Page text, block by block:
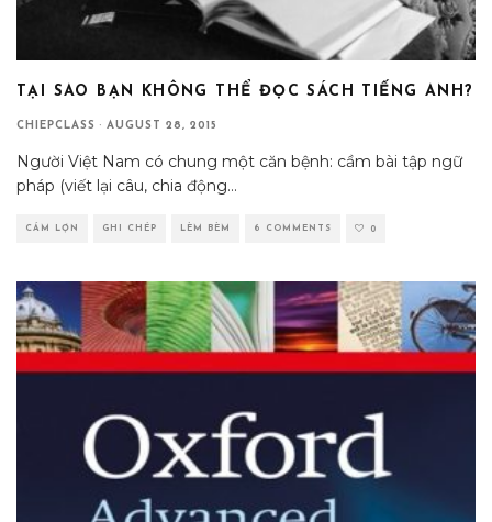
TẠI SAO BẠN KHÔNG THỂ ĐỌC SÁCH TIẾNG ANH?
CHIEPCLASS · AUGUST 28, 2015
Người Việt Nam có chung một căn bệnh: cầm bài tập ngữ
pháp (viết lại câu, chia động...
CÁM LỢN GHI CHÉP LÈM BÈM 6 COMMENTS 0